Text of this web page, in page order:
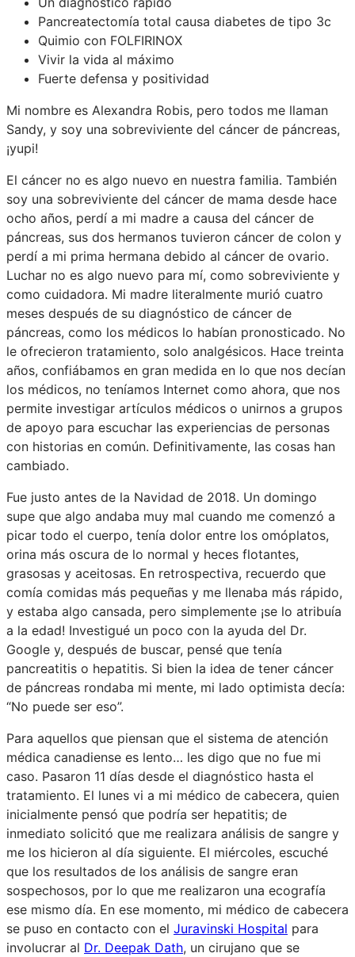
Pancreatectomía total causa diabetes de tipo 3c
Quimio con FOLFIRINOX
Vivir la vida al máximo
Fuerte defensa y positividad
Mi nombre es Alexandra Robis, pero todos me llaman
Sandy, y soy una sobreviviente del cáncer de páncreas,
¡yupi!
El cáncer no es algo nuevo en nuestra familia. También
soy una sobreviviente del cáncer de mama desde hace
ocho años, perdí a mi madre a causa del cáncer de
páncreas, sus dos hermanos tuvieron cáncer de colon y
perdí a mi prima hermana debido al cáncer de ovario.
Luchar no es algo nuevo para mí, como sobreviviente y
como cuidadora. Mi madre literalmente murió cuatro
meses después de su diagnóstico de cáncer de
páncreas, como los médicos lo habían pronosticado. No
le ofrecieron tratamiento, solo analgésicos. Hace treinta
años, confiábamos en gran medida en lo que nos decían
los médicos, no teníamos Internet como ahora, que nos
permite investigar artículos médicos o unirnos a grupos
de apoyo para escuchar las experiencias de personas
con historias en común. Definitivamente, las cosas han
cambiado.
Fue justo antes de la Navidad de 2018. Un domingo
supe que algo andaba muy mal cuando me comenzó a
picar todo el cuerpo, tenía dolor entre los omóplatos,
orina más oscura de lo normal y heces flotantes,
grasosas y aceitosas. En retrospectiva, recuerdo que
comía comidas más pequeñas y me llenaba más rápido,
y estaba algo cansada, pero simplemente ¡se lo atribuía
a la edad! Investigué un poco con la ayuda del Dr.
Google y, después de buscar, pensé que tenía
pancreatitis o hepatitis. Si bien la idea de tener cáncer
de páncreas rondaba mi mente, mi lado optimista decía:
“No puede ser eso”.
Para aquellos que piensan que el sistema de atención
médica canadiense es lento… les digo que no fue mi
caso. Pasaron 11 días desde el diagnóstico hasta el
tratamiento. El lunes vi a mi médico de cabecera, quien
inicialmente pensó que podría ser hepatitis; de
inmediato solicitó que me realizara análisis de sangre y
me los hicieron al día siguiente. El miércoles, escuché
que los resultados de los análisis de sangre eran
sospechosos, por lo que me realizaron una ecografía
ese mismo día. En ese momento, mi médico de cabecera
se puso en contacto con el Juravinski Hospital para
involucrar al Dr. Deepak Dath, un cirujano que se